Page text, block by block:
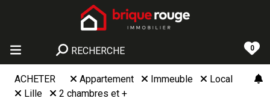
RECHERCHE 0
ACHETER Appartement Immeuble
Local
Lille
2 chambres et +